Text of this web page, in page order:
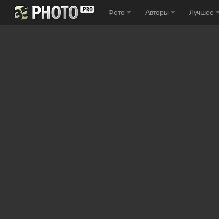
Фото Авторы Лучшее